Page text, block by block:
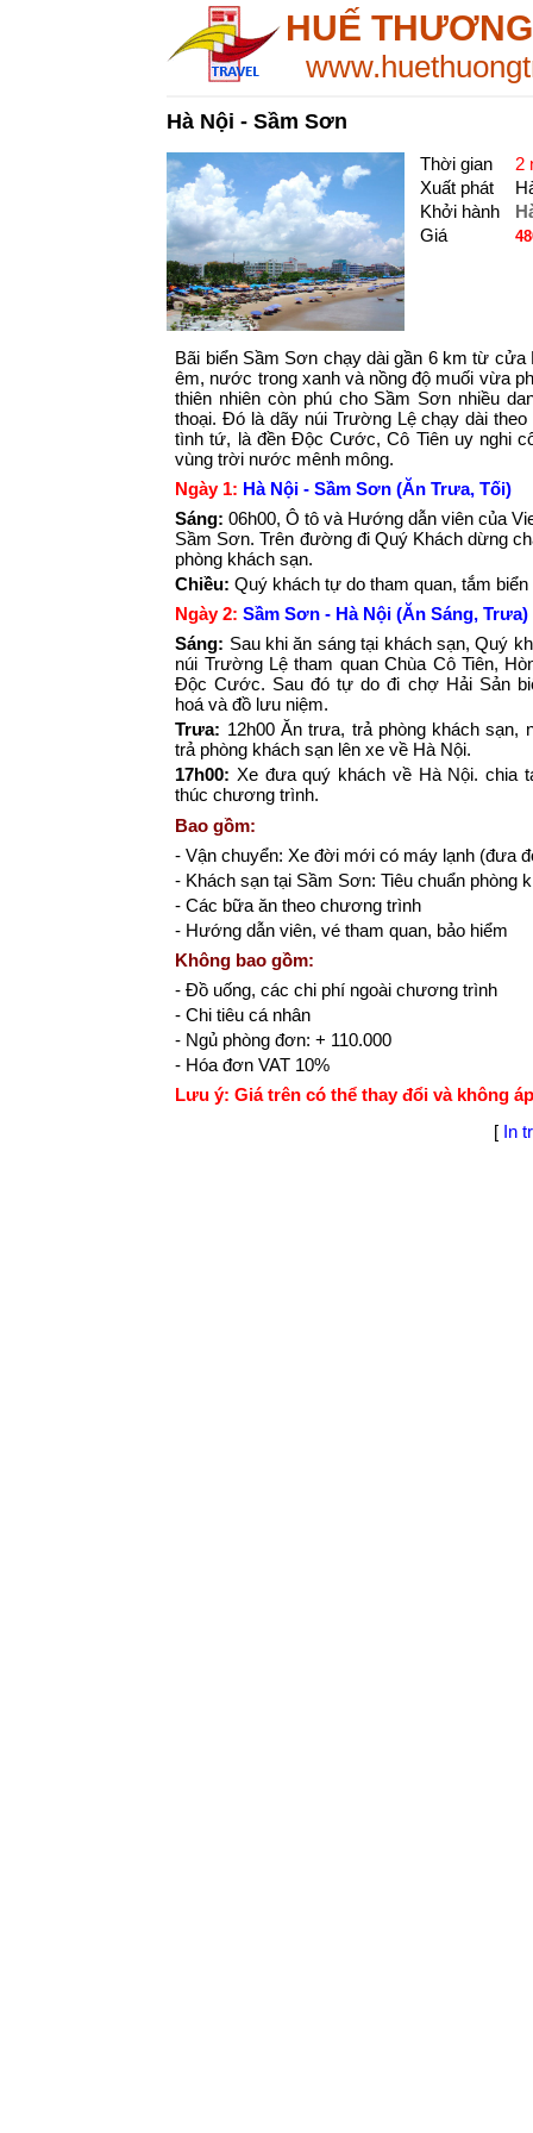
HUẾ
Hà Nội - Sầm Sơn
Thời gian
2
Xuất phát
Khởi hành
Giá
Bãi biển Sầm Sơn chạy dài gần 6 km từ
êm, nước trong xanh và nồng độ muối vừa
thiên nhiên còn phú cho Sầm Sơn nhiều
thoại. Đó là dãy núi Trường Lệ chạy dài
tình tứ, là đền Độc Cước, Cô Tiên uy nghi
vùng trời nước mênh mông.
Ngày 1: Hà Nội - Sầm Sơn (Ăn Trưa, Tối)
Sáng: 06h00, Ô tô và Hướng dẫn viên của
Sầm Sơn. Trên đường đi Quý Khách dừng
phòng khách sạn.
Chiều: Quý khách tự do tham quan, tắm
Ngày 2: Sầm Sơn - Hà Nội (Ăn Sáng, Trưa)
Sáng: Sau khi ăn sáng tại khách sạn, Quý
núi Trường Lệ tham quan Chùa Cô Tiên,
Độc Cước. Sau đó tự do đi chợ Hải Sản
hoá và đồ lưu niệm.
Trưa: 12h00 Ăn trưa, trả phòng khách sạn,
trả phòng khách sạn lên xe về Hà Nội.
17h00: Xe đưa quý khách về Hà Nội. chia
thúc chương trình.
Bao gồm:
- Vận chuyển: Xe đời mới có máy lạnh (đưa
- Khách sạn tại Sầm Sơn: Tiêu chuẩn phòng
- Các bữa ăn theo chương trình
- Hướng dẫn viên, vé tham quan, bảo hiểm
Không bao gồm:
- Đồ uống, các chi phí ngoài chương trình
- Chi tiêu cá nhân
- Ngủ phòng đơn: + 110.000
- Hóa đơn VAT 10%
Lưu ý: Giá trên có thể thay đổi và không
[ In